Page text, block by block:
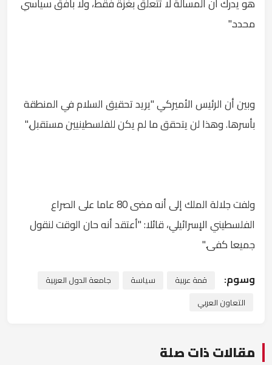
محدد."
وبين أن الرئيس الأميركي "يريد تحقيق السلام في المنطقة
بأسرها. وهذا لن يتحقق ما لم يكن للفلسطينيين مستقبل."
ولفت جلالة الملك إلى أنه مضى 80 عاما على الصراع
الفلسطيني الإسرائيلي، قائلا: "أعتقد أنه حان الوقت لنقول
جميعا كفى."
وسوم: قمة عربية سياسة
جامعة الدول العربية
التعاون العربي
مقالات ذات صلة